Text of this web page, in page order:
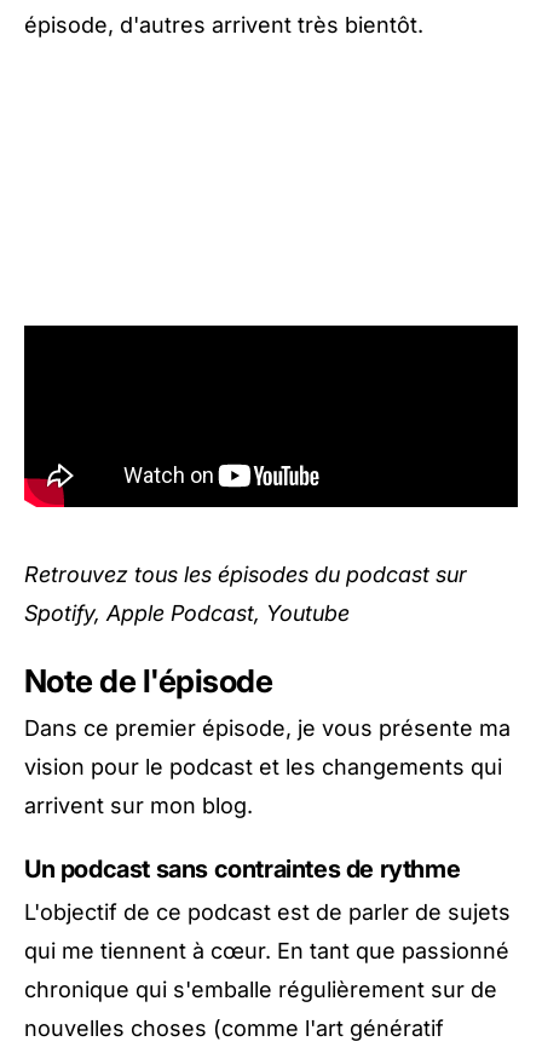
épisode, d'autres arrivent très bientôt.
Retrouvez tous les épisodes du podcast sur
Spotify, Apple Podcast, Youtube
Note de l'épisode
Dans ce premier épisode, je vous présente ma
vision pour le podcast et les changements qui
arrivent sur mon blog.
Un podcast sans contraintes de rythme
L'objectif de ce podcast est de parler de sujets
qui me tiennent à cœur. En tant que passionné
chronique qui s'emballe régulièrement sur de
nouvelles choses (comme l'art génératif